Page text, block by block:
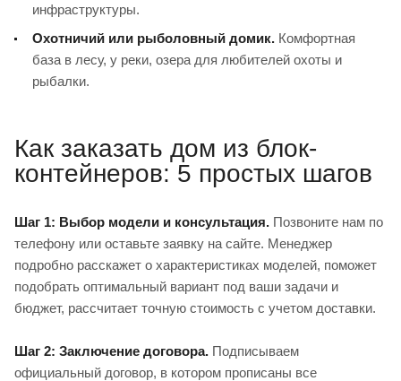
инфраструктуры.
Охотничий или рыболовный домик. Комфортная
база в лесу, у реки, озера для любителей охоты и
рыбалки.
Как заказать дом из блок-
контейнеров: 5 простых шагов
Шаг 1: Выбор модели и консультация. Позвоните нам по
телефону или оставьте заявку на сайте. Менеджер
подробно расскажет о характеристиках моделей, поможет
подобрать оптимальный вариант под ваши задачи и
бюджет, рассчитает точную стоимость с учетом доставки.
Шаг 2: Заключение договора. Подписываем
официальный договор, в котором прописаны все